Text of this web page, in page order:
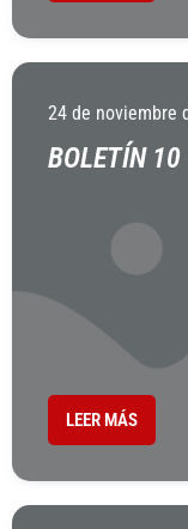
24 de noviembre
BOLETÍN
LEER MÁS